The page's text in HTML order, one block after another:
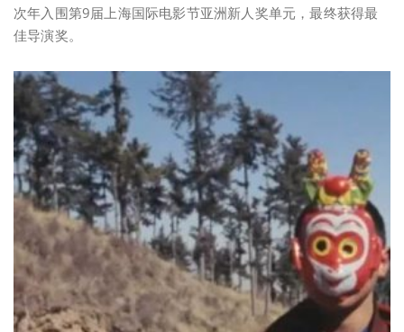
次年入围第9届上海国际电影节亚洲新人奖单元，最终获得最
佳导演奖。